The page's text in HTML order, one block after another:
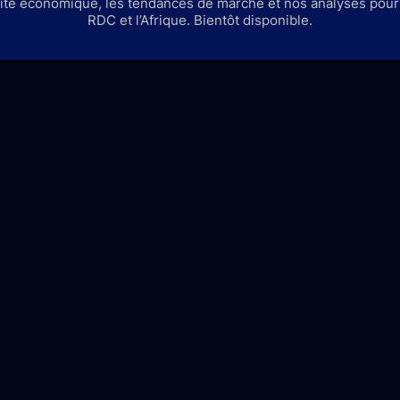
RDC et l’Afrique. Bientôt disponible.